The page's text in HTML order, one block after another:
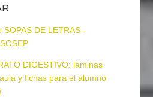
SOPAS DE LETRAS -
DIGESTIVO: láminas
y fichas para el alumno